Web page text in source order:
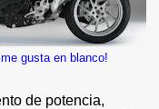
gusta en blanco!
de potencia,